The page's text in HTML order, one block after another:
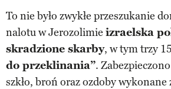
To nie było zwykłe przeszukanie
nalotu w Jerozolimie izraelska
skradzione skarby, w tym trzy
do przeklinania”.
szkło, broń oraz ozdoby wykonane